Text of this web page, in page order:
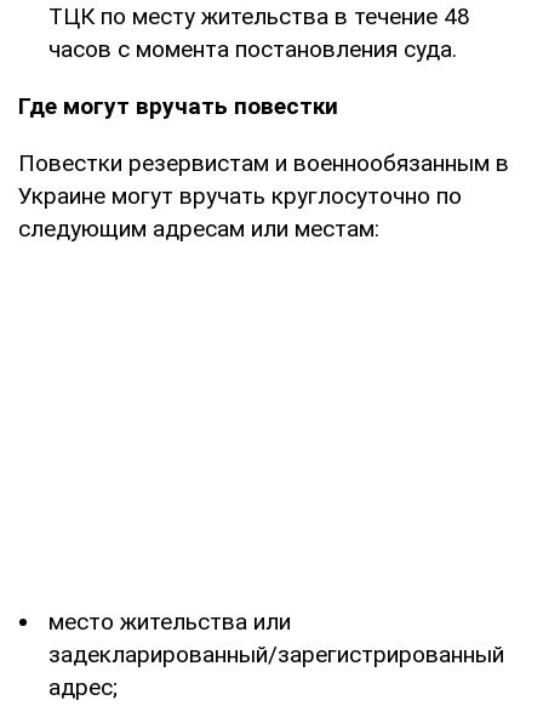
ТЦК по месту жительства в течение 48
часов с момента постановления суда.
Где могут вручать повестки
Повестки резервистам и военнообязанным в
Украине могут вручать круглосуточно по
следующим адресам или местам:
место жительства или
задекларированный/зарегистрированный
адрес;